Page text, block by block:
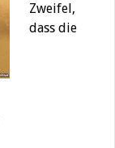
Zweifel,
dass die